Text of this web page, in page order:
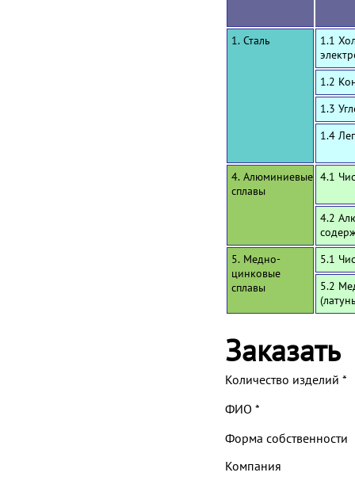
1. Сталь
1.1
1.2
1.3
1.4
4. Алюминиевые
сплавы
4.1
4.2
5. Медно-
цинковые
сплавы
5.1
5.2
Заказать
Количество изделий *
ФИО *
Форма собственности
Компания